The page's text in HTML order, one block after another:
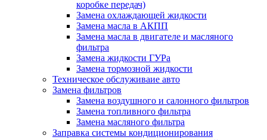
коробке передач)
Замена охлаждающей жидкости
Замена масла в АКПП
Замена масла в двигателе и масляного
фильтра
Замена жидкости ГУРа
Замена тормозной жидкости
Техническое обслуживаие авто
Замена фильтров
Замена воздушного и салонного фильтров
Замена топливного фильтра
Замена масляного фильтра
Заправка системы кондиционирования